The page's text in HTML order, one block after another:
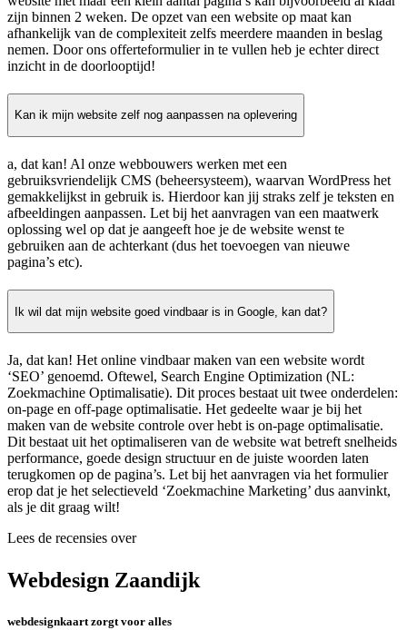
zijn binnen 2 weken. De opzet van een website op maat kan
afhankelijk van de complexiteit zelfs meerdere maanden in beslag
nemen. Door ons offerteformulier in te vullen heb je echter direct
inzicht in de doorlooptijd!
Kan ik mijn website zelf nog aanpassen na oplevering
a, dat kan! Al onze webbouwers werken met een
gebruiksvriendelijk CMS (beheersysteem), waarvan WordPress het
gemakkelijkst in gebruik is. Hierdoor kan jij straks zelf je teksten en
afbeeldingen aanpassen. Let bij het aanvragen van een maatwerk
oplossing wel op dat je aangeeft hoe je de website wenst te
gebruiken aan de achterkant (dus het toevoegen van nieuwe
pagina’s etc).
Ik wil dat mijn website goed vindbaar is in Google, kan dat?
Ja, dat kan! Het online vindbaar maken van een website wordt
‘SEO’ genoemd. Oftewel, Search Engine Optimization (NL:
Zoekmachine Optimalisatie). Dit proces bestaat uit twee onderdelen:
on-page en off-page optimalisatie. Het gedeelte waar je bij het
maken van de website controle over hebt is on-page optimalisatie.
Dit bestaat uit het optimaliseren van de website wat betreft snelheids
performance, goede design structuur en de juiste woorden laten
terugkomen op de pagina’s. Let bij het aanvragen via het formulier
erop dat je het selectieveld ‘Zoekmachine Marketing’ dus aanvinkt,
als je dit graag wilt!
Lees de recensies over
Webdesign Zaandijk
webdesignkaart zorgt voor alles